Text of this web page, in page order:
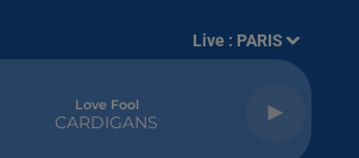
Live : PARIS
Love Fool
CARDIGANS